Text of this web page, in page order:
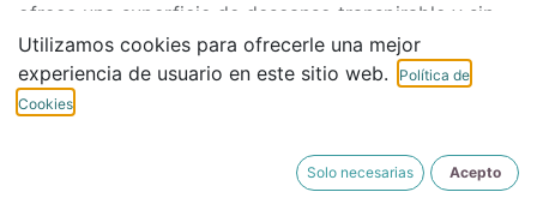
ofrece una superficie de descanso transpirable y sin
sudor gracias a la malla 3D en su superficie. Las fibras
TENCEL™ reducen la sudoración, mientras que su
diseño regulable permite ajustarlo según tus
por un 70% de TENCEL™ y un 30% de algodón,
garantiza suavidad y confort. Descansa tranquilo
Utilizamos cookies para ofrecerle una mejor
experiencia de usuario en este sitio web.
Política de
Cookies
Solo necesarias Acepto